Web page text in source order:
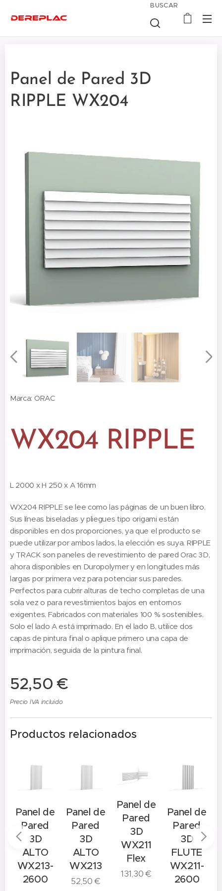
BUSCAR
Panel de Pared 3D
RIPPLE WX204
Marca: ORAC
WX204 RIPPLE
L 2000 x H 250 x A 16mm
WX204 RIPPLE se lee como las páginas de un buen libro.
Sus líneas biseladas y pliegues tipo origami están
disponibles en dos proporciones, ya que el producto se
puede utilizar por ambos lados, la elección es suya. RIPPLE
y TRACK son paneles de revestimiento de pared Orac 3D,
ahora disponibles en Duropolymer y en longitudes más
largas por primera vez para potenciar sus paredes.
Perfectos para cubrir alturas de techo completas de una
sola vez o para revestimientos bajos en entornos
exigentes. Fabricados con materiales 100 % sostenibles.
Solo el lado A está imprimado. En el lado B, utilice dos
capas de pintura final o aplique primero una capa de
imprimación, seguida de la pintura final.
52,50 €
Precio IVA incluido
Productos relacionados
Panel de
Pared
3D
ALTO
WX213-
2600
Panel de
Pared
3D
ALTO
WX213
52,50€
Panel de
Pared
3D
WX211
Flex
131,30€
Panel de
Pared
3D
FLUTE
WX211-
2600